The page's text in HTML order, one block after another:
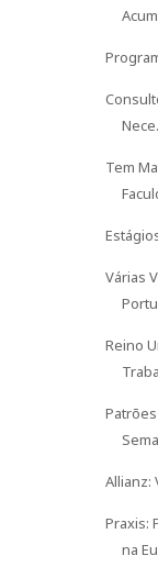
Tem
Várias
Reino
Allianz:
Praxis:
na